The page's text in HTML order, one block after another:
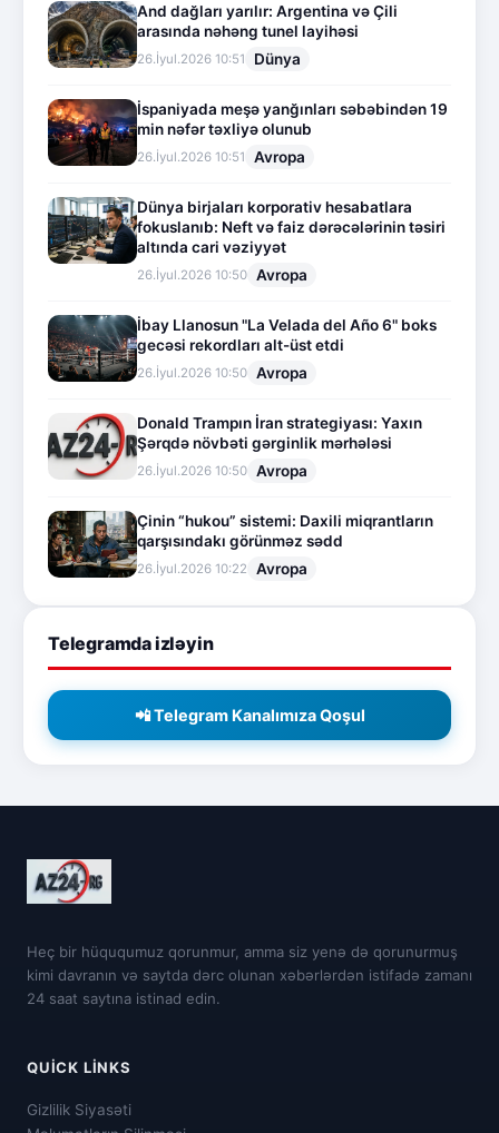
And dağları yarılır: Argentina və Çili
arasında nəhəng tunel layihəsi
26.İyul.2026 10:51 Dünya
İspaniyada meşə yanğınları səbəbindən 19
min nəfər təxliyə olunub
26.İyul.2026 10:51 Avropa
Dünya birjaları korporativ hesabatlara
fokuslanıb: Neft və faiz dərəcələrinin təsiri
altında cari vəziyyət
26.İyul.2026 10:50 Avropa
İbay Llanosun "La Velada del Año 6" boks
gecəsi rekordları alt-üst etdi
26.İyul.2026 10:50 Avropa
Donald Trampın İran strategiyası: Yaxın
Şərqdə növbəti gərginlik mərhələsi
26.İyul.2026 10:50 Avropa
Çinin “hukou” sistemi: Daxili miqrantların
qarşısındakı görünməz sədd
26.İyul.2026 10:22 Avropa
Telegramda izləyin
📲 Telegram Kanalımıza Qoşul
Heç bir hüququmuz qorunmur, amma siz yenə də qorunurmuş
kimi davranın və saytda dərc olunan xəbərlərdən istifadə zamanı
24 saat saytına istinad edin.
QUICK LINKS
Gizlilik Siyasəti